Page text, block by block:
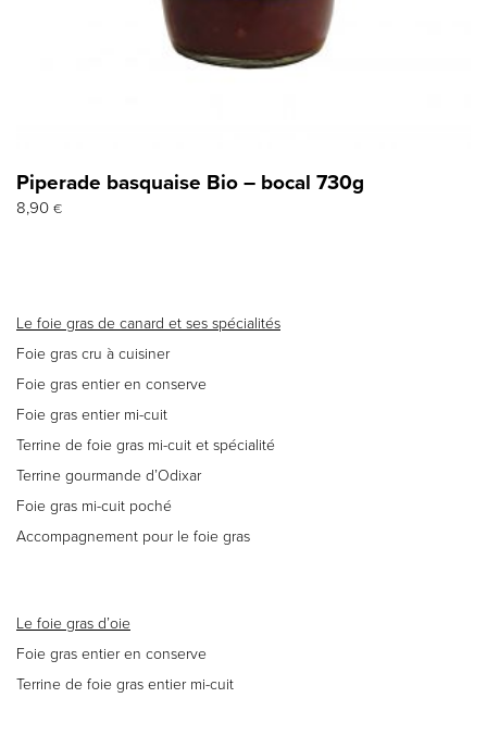
Piperade basquaise Bio – bocal 730g
8,90 €
Le foie gras de canard et ses spécialités
Foie gras cru à cuisiner
Foie gras entier en conserve
Foie gras entier mi-cuit
Terrine de foie gras mi-cuit et spécialité
Terrine gourmande d’Odixar
Foie gras mi-cuit poché
Accompagnement pour le foie gras
Le foie gras d’oie
Foie gras entier en conserve
Terrine de foie gras entier mi-cuit